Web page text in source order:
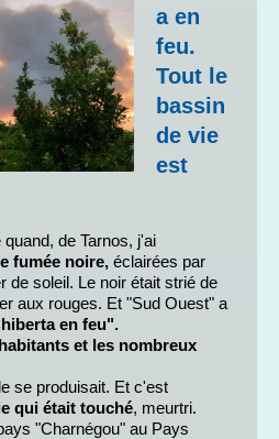
a en
feu.
Tout le
bassin
de vie
est
de Tarnos, j'ai
fumée noire, éclairées par
de soleil. Le noir était strié de
aux rouges. Et "Sud Ouest" a
en feu".
et les nombreux
se produisait. Et c'est
qui était touché, meurtri.
"Charnégou" au Pays